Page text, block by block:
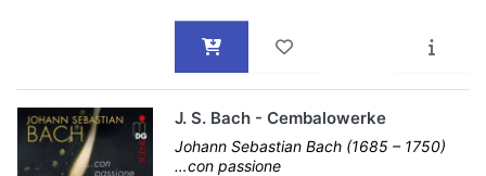
J. S. Bach - Cembalowerke
Johann Sebastian Bach (1685 – 1750)
…con passione